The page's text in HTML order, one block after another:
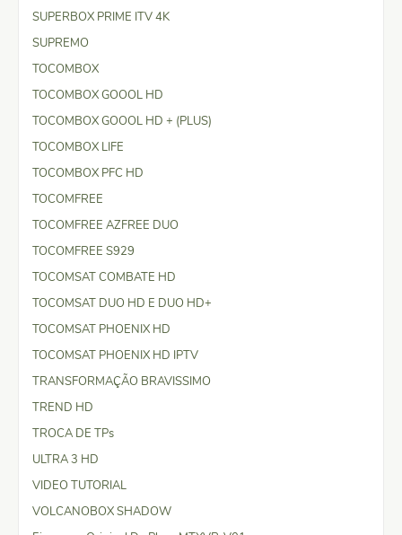
SUPERBOX PRIME ITV 4K
SUPREMO
TOCOMBOX
TOCOMBOX GOOOL HD
TOCOMBOX GOOOL HD + (PLUS)
TOCOMBOX LIFE
TOCOMBOX PFC HD
TOCOMFREE
TOCOMFREE AZFREE DUO
TOCOMFREE S929
TOCOMSAT COMBATE HD
TOCOMSAT DUO HD E DUO HD+
TOCOMSAT PHOENIX HD
TOCOMSAT PHOENIX HD IPTV
TRANSFORMAÇÃO BRAVISSIMO
TREND HD
TROCA DE TPs
ULTRA 3 HD
VIDEO TUTORIAL
VOLCANOBOX SHADOW